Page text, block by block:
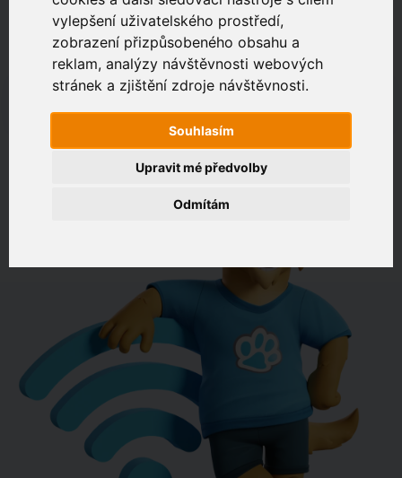
vylepšení uživatelského prostředí,
zobrazení přizpůsobeného obsahu a
reklam, analýzy návštěvnosti webových
stránek a zjištění zdroje návštěvnosti.
Souhlasím
Odmítám
Upravit mé předvolby
Zákaznický portál
Jak rychlé je připojení na vaší adrese?